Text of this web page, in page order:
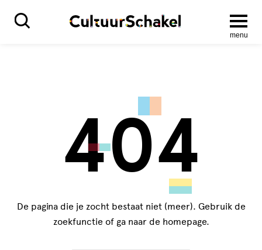
menu
404
De pagina die je zocht bestaat niet (meer). Gebruik de
zoekfunctie of ga naar de homepage.